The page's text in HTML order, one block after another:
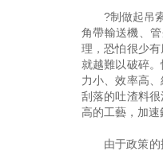
?制做起吊
角帶輸送機、
理，恐怕很少
就越難以破碎
力小、效率高
刮落的吐渣料
高的工藝，加速
由于政策